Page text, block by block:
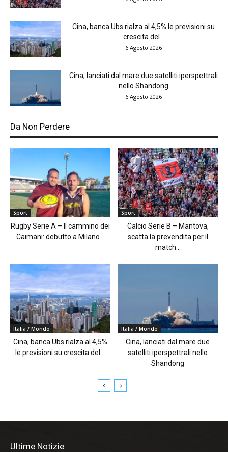
Cina, banca Ubs rialza al 4,5% le previsioni su
crescita del...
6 Agosto 2026
Cina, lanciati dal mare due satelliti iperspettrali
nello Shandong
6 Agosto 2026
Da Non Perdere
Sport
Rugby Serie A – Il cammino dei
Caimani: debutto a Milano...
Sport
Calcio Serie B – Mantova,
scatta la prevendita per il
match...
Italia / Mondo
Cina, banca Ubs rialza al 4,5%
le previsioni su crescita del...
Italia / Mondo
Cina, lanciati dal mare due
satelliti iperspettrali nello
Shandong
Ultime Notizie